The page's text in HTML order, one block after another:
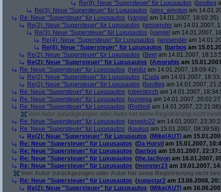
Re(9): Neue "Supersteuer" für Luxusautos (bootleg
Re(3): Neue "Supersteuer" für Luxusautos (alex_winston am
Re: Neue "Supersteuer" für Luxusautos (yangel am 14.01.2007, 18:02:35)
Re(2): Neue "Supersteuer" für Luxusautos (wissender am 14.01.2007,
Re(3): Neue "Supersteuer" für Luxusautos (yangel am 14.01.2007,
Re(4): Neue "Supersteuer" für Luxusautos (wissender am
Re(4): Neue "Supersteuer" für Luxusautos (barbos am
Re(2): Neue "Supersteuer" für Luxusautos (Beel am 14.01.2007,
Re(2): Neue "Supersteuer" für Luxusautos (Amorphis am
Re: Neue "Supersteuer" für Luxusautos (heldiz am 14.01.2007, 18:09:42)
Re(2): Neue "Supersteuer" für Luxusautos (Cuda am 14.01.2007,
Re(2): Neue "Supersteuer" für Luxusautos (bootleg am 14.01.2007,
Re: Neue "Supersteuer" für Luxusautos (oberstorch am 14.01.2007,
Re: Neue "Supersteuer" für Luxusautos (eumega am 14.01.2007,
Re: Neue "Supersteuer" für Luxusautos (Roliboli am 14.01.2007, 22:21:08)
Vom Autor zurückgezogen oder Autor hat seine Registrierung nicht
Re: Neue "Supersteuer" für Luxusautos (angelo22 am 14.01.2007,
Re: Neue "Supersteuer" für Luxusautos (kaukus am 15.01.2007, 08:39:58)
Re(2): Neue "Supersteuer" für Luxusautos (Mike(AUT) am
Re: Neue "Supersteuer" für Luxusautos (Da Horstl am 15.01.2007,
Re: Neue "Supersteuer" für Luxusautos (barbos am 15.01.2007,
Re: Neue "Supersteuer" für Luxusautos (the.tachyon am 16.01.2007,
Re: Neue "Supersteuer" für Luxusautos (monster23 am 19.01.2007,
Vom Autor zurückgezogen oder Autor hat seine Registrierung nicht
Re: Neue "Supersteuer" für Luxusautos (supastar2 am 13.06.2008,
Re(2): Neue "Supersteuer" für Luxusautos (Mike(AUT) am